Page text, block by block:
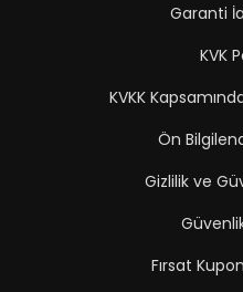
Garanti
KVK
KVKK
Ön
Gizlilik ve
Fırsat